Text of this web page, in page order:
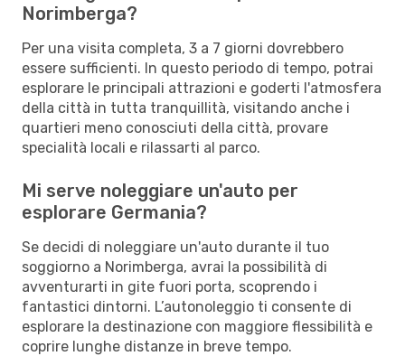
Norimberga?
Per una visita completa, 3 a 7 giorni dovrebbero
essere sufficienti. In questo periodo di tempo, potrai
esplorare le principali attrazioni e goderti l'atmosfera
della città in tutta tranquillità, visitando anche i
quartieri meno conosciuti della città, provare
specialità locali e rilassarti al parco.
Mi serve noleggiare un'auto per
esplorare Germania?
Se decidi di noleggiare un'auto durante il tuo
soggiorno a Norimberga, avrai la possibilità di
avventurarti in gite fuori porta, scoprendo i
fantastici dintorni. L’autonoleggio ti consente di
esplorare la destinazione con maggiore flessibilità e
coprire lunghe distanze in breve tempo.